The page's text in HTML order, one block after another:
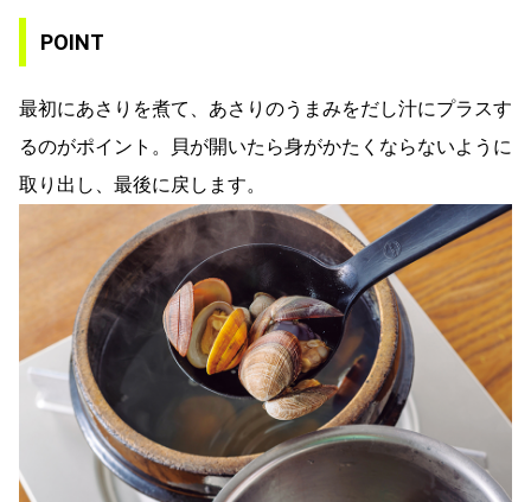
POINT
最初にあさりを煮て、あさりのうまみをだし汁にプラスす
るのがポイント。貝が開いたら身がかたくならないように
取り出し、最後に戻します。